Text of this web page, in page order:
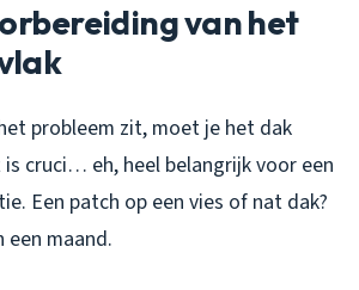
van het
probleem zit, moet je het dak
cruci… eh, heel belangrijk voor een
Een patch op een vies of nat dak?
een maand.